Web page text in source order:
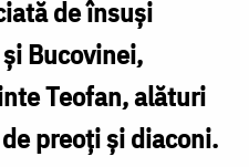
de însuși
Bucovinei,
Teofan, alături
preoți și diaconi.